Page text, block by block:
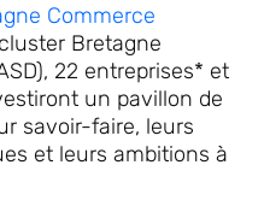
Commerce
Bretagne
22 entreprises* et
un pavillon de
savoir-faire, leurs
et leurs ambitions à